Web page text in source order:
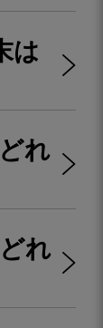
は
れ
れ